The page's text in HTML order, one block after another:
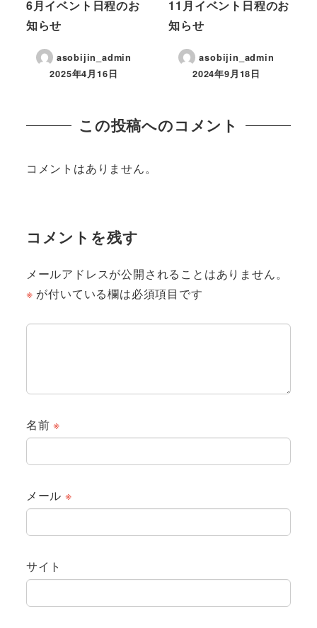
6月イベント日程のお
知らせ
asobijin_admin
2025年4月16日
11月イベント日程のお
知らせ
asobijin_admin
2024年9月18日
この投稿へのコメント
コメントはありません。
コメントを残す
メールアドレスが公開されることはありません。
※ が付いている欄は必須項目です
名前※
メール ※
サイト